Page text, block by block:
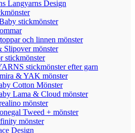
Langyarns Design
stickmönster
och linnen mönster
Slipover mönster
stickmönster
stickmönster efter garn
& YAK mönster
Cotton Mönster
Lama & Cloud mönster
mönster
Tweed + mönster
mönster
Design